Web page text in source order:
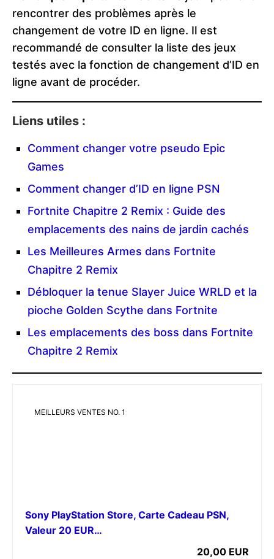
rencontrer des problèmes après le
changement de votre ID en ligne. Il est
recommandé de consulter la liste des jeux
testés avec la fonction de changement d’ID en
ligne avant de procéder.
Liens utiles :
Comment changer votre pseudo Epic
Games
Comment changer d’ID en ligne PSN
Fortnite Chapitre 2 Remix : Guide des
emplacements des nains de jardin cachés
Les Meilleures Armes dans Fortnite
Chapitre 2 Remix
Débloquer la tenue Slayer Juice WRLD et la
pioche Golden Scythe dans Fortnite
Les emplacements des boss dans Fortnite
Chapitre 2 Remix
MEILLEURS VENTES NO. 1
Sony PlayStation Store, Carte Cadeau PSN,
Valeur 20 EUR…
20,00 EUR